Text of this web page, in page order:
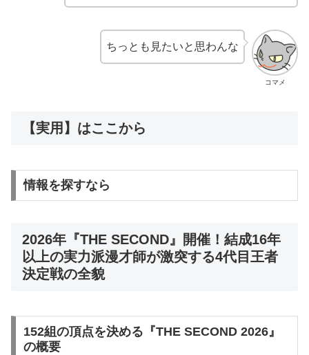
コマメ
ちっとも見たいと思わんな
【実用】はここから
情報を探すなら
2026年『THE SECOND』開催！結成16年
以上の実力派漫才師が激突する4代目王者
決定戦の全貌
152組の頂点を決める『THE SECOND 2026』
の概要